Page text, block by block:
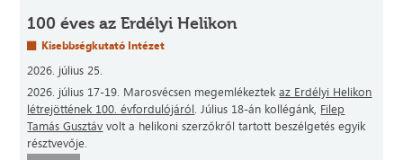
100 éves az Erdélyi Helikon
Kisebbségkutató Intézet
2026. július 25.
2026. július 17-19. Marosvécsen megemlékeztekaz Erdélyi Helikon
létrejöttének 100. évfordulójáról. Július 18-án kollégánk, Filep
Tamás Gusztáv volt a helikoni szerzőkről tartott beszélgetés egyik
résztvevője.